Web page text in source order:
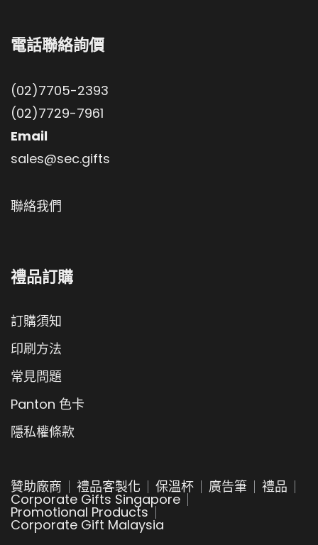
電話聯絡詢價
(02)7705-2393
(02)7729-7961
Email
sales@sec.gifts
聯絡我們
禮品訂購
訂購須知
印刷方法
常見問題
Panton 色卡
隱私權條款
贊助廠商 禮品客製化 保溫杯 廣告筆 禮品
Corporate Gifts Singapore
Promotional Products
Corporate Gift Malaysia